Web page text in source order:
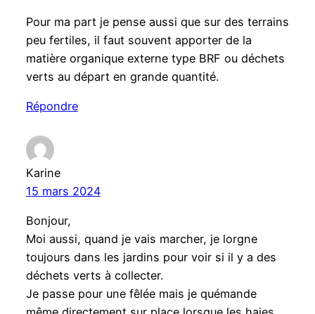
Pour ma part je pense aussi que sur des terrains
peu fertiles, il faut souvent apporter de la
matière organique externe type BRF ou déchets
verts au départ en grande quantité.
Répondre
Karine
15 mars 2024
Bonjour,
Moi aussi, quand je vais marcher, je lorgne
toujours dans les jardins pour voir si il y a des
déchets verts à collecter.
Je passe pour une fêlée mais je quémande